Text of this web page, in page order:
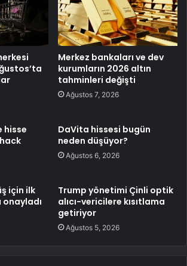
Merkez bankaları ve dev
kurumların 2026 altın
tahminleri değişti
Ağustos 7, 2026
hisse
DaVita hissesi bugün
neden düşüyor?
Ağustos 6, 2026
için ilk
Trump yönetimi Çinli optik
alıcı-vericilere kısıtlama
getiriyor
Ağustos 5, 2026